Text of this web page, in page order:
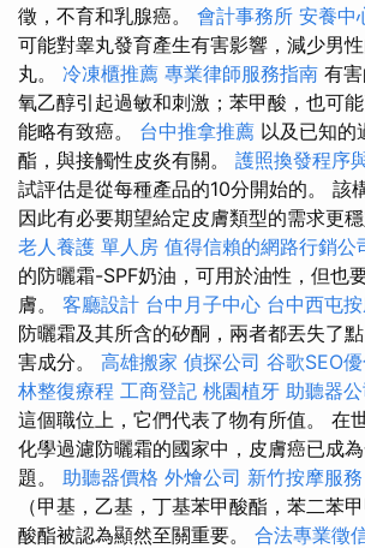
徵，不育和乳腺癌。 會計事務所 安養中
可能對睾丸發育產生有害影響，減少男
丸。 冷凍櫃推薦 專業律師服務指南 有
氧乙醇引起過敏和刺激；苯甲酸，也可
能略有致癌。 台中推拿推薦 以及已知的
酯，與接觸性皮炎有關。 護照換發程序
試評估是從每種產品的10分開始的。 該
因此有必要期望給定皮膚類型的需求更穩
老人養護 單人房 值得信賴的網路行銷公
的防曬霜-SPF奶油，可用於油性，但也
膚。 客廳設計 台中月子中心 台中西屯
防曬霜及其所含的矽酮，兩者都丟失了
害成分。 高雄搬家 偵探公司 谷歌SEO
林整復療程 工商登記 桃園植牙 助聽器公
這個職位上，它們代表了物有所值。 在
化學過濾防曬霜的國家中，皮膚癌已成
題。 助聽器價格 外燴公司 新竹按摩服務
（甲基，乙基，丁基苯甲酸酯，苯二苯
酸酯被認為顯然至關重要。 合法專業徵